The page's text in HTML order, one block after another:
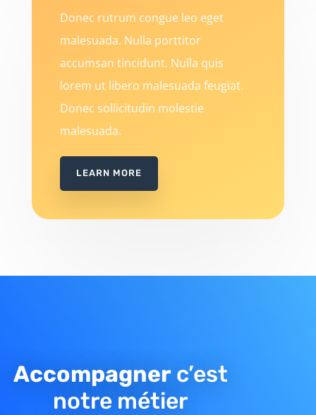
Donec rutrum congue leo eget
malesuada. Nulla porttitor
accumsan tincidunt. Nulla quis
lorem ut libero malesuada feugiat.
Donec sollicitudin molestie
malesuada.
LEARN MORE
Accompagnerc’est
notre métier